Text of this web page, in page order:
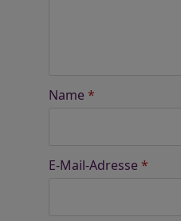
Name *
E-Mail-Adresse *